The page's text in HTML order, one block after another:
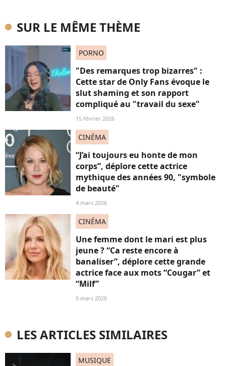
SUR LE MÊME THÈME
PORNO
"Des remarques trop bizarres" :
Cette star de Only Fans évoque le
slut shaming et son rapport
compliqué au "travail du sexe"
15 février 2026
CINÉMA
“J’ai toujours eu honte de mon
corps”, déplore cette actrice
mythique des années 90, "symbole
de beauté"
4 mars 2026
CINÉMA
Une femme dont le mari est plus
jeune ? “Ca reste encore à
banaliser”, déplore cette grande
actrice face aux mots “Cougar” et
“Milf”
5 mars 2026
LES ARTICLES SIMILAIRES
MUSIQUE